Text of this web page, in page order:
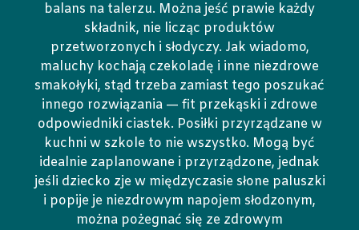
balans na talerzu. Można jeść prawie każdy
składnik, nie licząc produktów
przetworzonych i słodyczy. Jak wiadomo,
maluchy kochają czekoladę i inne niezdrowe
smakołyki, stąd trzeba zamiast tego poszukać
innego rozwiązania — fit przekąski i zdrowe
odpowiedniki ciastek. Posiłki przyrządzane w
kuchni w szkole to nie wszystko. Mogą być
idealnie zaplanowane i przyrządzone, jednak
jeśli dziecko zje w międzyczasie słone paluszki
i popije je niezdrowym napojem słodzonym,
można pożegnać się ze zdrowym